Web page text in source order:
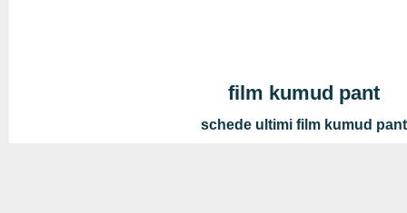
film kumud pant
schede ultimi film kumud pant